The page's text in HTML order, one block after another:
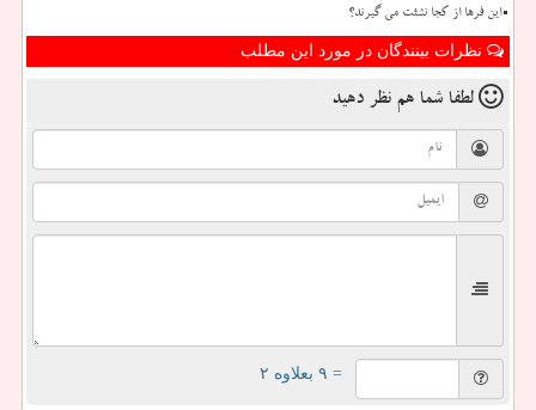
این فرها از کجا نشئت می گیرند؟
نظرات بینندگان در مورد این مطلب
لطفا شما هم نظر دهید
= ۹ بعلاوه ۲